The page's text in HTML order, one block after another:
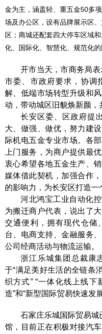
金为主，涵盖轻、重五金50多
场及办公区，设有品牌展示区
区；商城还配套四大停车区域
化、国际化、智慧化、规范化的
开市当天，市商务局
市委、市政府要求，协调
解、低端市场转型升级和
动，带动城区旧貌焕新颜，
长安区委、区政府提
大、做强、做优，努力建
际机电五金专业市场。各
上门服务，为商户提供最
衷心希望各地五金生产、
媒体借此契机，加强合作
的影响力，为长安区打造一
河北鸿宝工业自动化
为搬迁商户代表，说出了
交通便利，拥有现代仓储
台、电商支持、金融服务
公司经商活动与物流运输。
浙江乐城集团总裁康
于“满足美好生活的全链条
织方式” “一体化线上线下
造”和“新型国际贸易快速发展
石家庄乐城国际贸易
馆，目前正在积极对接汽